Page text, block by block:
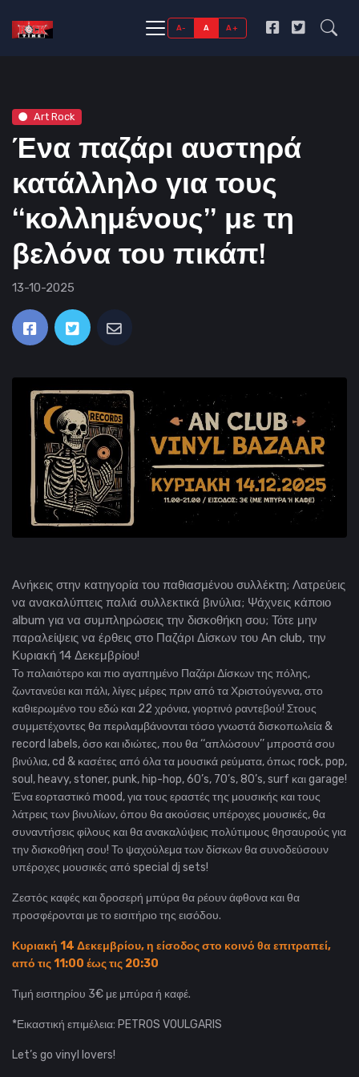
A- A A+
Art Rock
Ένα παζάρι αυστηρά
κατάλληλο για τους
‘‘κολλημένους’’ με τη
βελόνα του πικάπ!
13-10-2025
Ανήκεις στην κατηγορία του παθιασμένου συλλέκτη; Λατρεύεις
να ανακαλύπτεις παλιά συλλεκτικά βινύλια; Ψάχνεις κάποιο
album για να συμπληρώσεις την δισκοθήκη σου; Τότε μην
παραλείψεις να έρθεις στο Παζάρι Δίσκων του An club, την
Κυριακή 14 Δεκεμβρίου!
Το παλαιότερο και πιο αγαπημένο Παζάρι Δίσκων της πόλης,
ζωντανεύει και πάλι, λίγες μέρες πριν από τα Χριστούγεννα, στο
καθιερωμένο του εδώ και 22 χρόνια, γιορτινό ραντεβού! Στους
συμμετέχοντες θα περιλαμβάνονται τόσο γνωστά δισκοπωλεία &
record labels, όσο και ιδιώτες, που θα ‘‘απλώσουν’’ μπροστά σου
βινύλια, cd & κασέτες από όλα τα μουσικά ρεύματα, όπως rock, pop,
soul, heavy, stoner, punk, hip-hop, 60’s, 70’s, 80’s, surf και garage!
Ένα εορταστικό mood, για τους εραστές της μουσικής και τους
λάτρεις των βινυλίων, όπου θα ακούσεις υπέροχες μουσικές, θα
συναντήσεις φίλους και θα ανακαλύψεις πολύτιμους θησαυρούς για
την δισκοθήκη σου! Το ψαχούλεμα των δίσκων θα συνοδεύσουν
υπέροχες μουσικές από special dj sets!
Ζεστός καφές και δροσερή μπύρα θα ρέουν άφθονα και θα
προσφέρονται με το εισιτήριο της εισόδου.
Κυριακή 14 Δεκεμβρίου, η είσοδος στο κοινό θα επιτραπεί,
από τις 11:00 έως τις 20:30
Τιμή εισιτηρίου 3€ με μπύρα ή καφέ.
*Εικαστική επιμέλεια: PETROS VOULGARIS
Let’s go vinyl lovers!